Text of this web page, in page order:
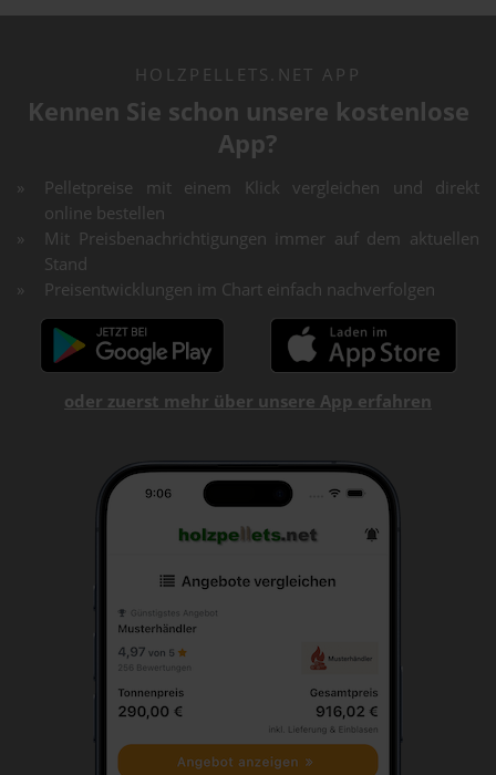
HOLZPELLETS.NET APP
Kennen Sie schon unsere kostenlose
App?
Pelletpreise mit einem Klick vergleichen und direkt
online bestellen
Mit Preisbenachrichtigungen immer auf dem aktuellen
Stand
Preisentwicklungen im Chart einfach nachverfolgen
oder zuerst mehr über unsere App erfahren